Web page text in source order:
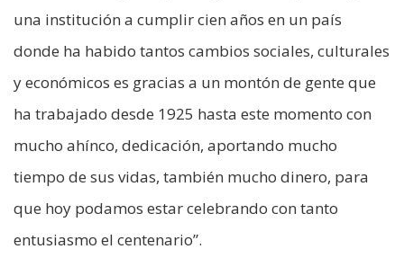
una institución a cumplir cien años en un país
donde ha habido tantos cambios sociales, culturales
y económicos es gracias a un montón de gente que
ha trabajado desde 1925 hasta este momento con
mucho ahínco, dedicación, aportando mucho
tiempo de sus vidas, también mucho dinero, para
que hoy podamos estar celebrando con tanto
entusiasmo el centenario”.